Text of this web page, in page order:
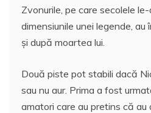
Zvonurile, pe care secolele
dimensiunile unei legende,
şi după moartea lui.
Două piste pot stabili dacă
sau nu aur. Prima a fost
amatori care au pretins că au